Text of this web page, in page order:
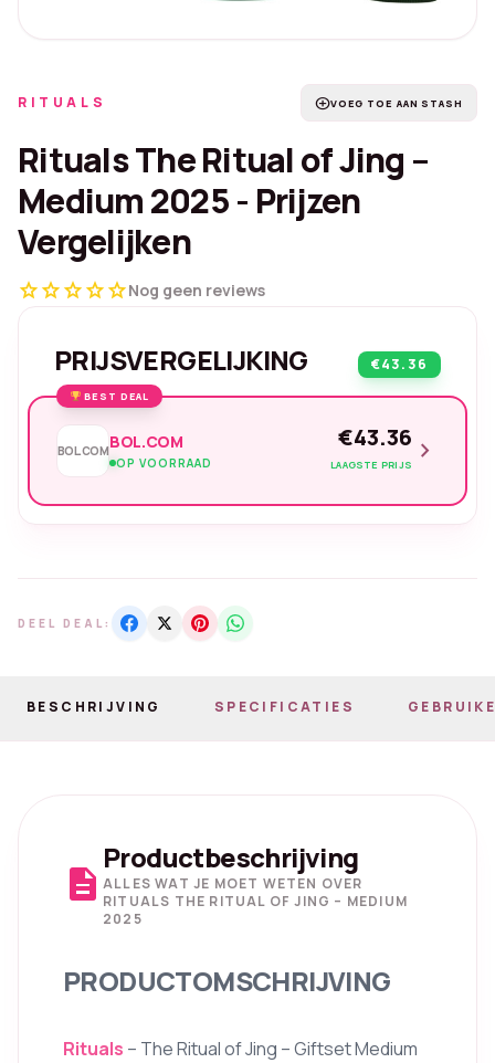
RITUALS add_circleVOEG TOE AAN STASH
Rituals The Ritual of Jing –
Medium 2025 - Prijzen
Vergelijken
starstarstarstarstarNog geen reviews
PRIJSVERGELIJKING €43.36
BEST DEAL
BOL.COMBOL.COM
OP VOORRAAD
€43.36
LAAGSTE PRIJS chevron_right
DEEL DEAL:
BESCHRIJVING SPECIFICATIES
description
Productbeschrijving
ALLES WAT JE MOET WETEN OVER
RITUALS THE RITUAL OF JING – MEDIUM
2025
PRODUCTOMSCHRIJVING
Rituals – The Ritual of Jing – Giftset Medium